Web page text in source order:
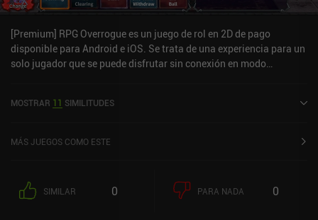
roguelites, la gestión de mazmorras y un poco de RNG. Es el tipo de
juego en el que te dices a ti mismo "sólo cinco minutos más" y
luego acabas jugando otra hora entera.
[Premium] RPG Overrogue es un juego de rol en 2D de pago
disponible para Android e iOS. Se trata de una experiencia para un
solo jugador que se puede disfrutar sin conexión en modo
Play y de 4,6 sobre 5,0 en la App Store de iOS.
MOSTRAR 11 SIMILITUDES
MÁS JUEGOS COMO ESTE
SIMILAR 0 PARA NADA 0